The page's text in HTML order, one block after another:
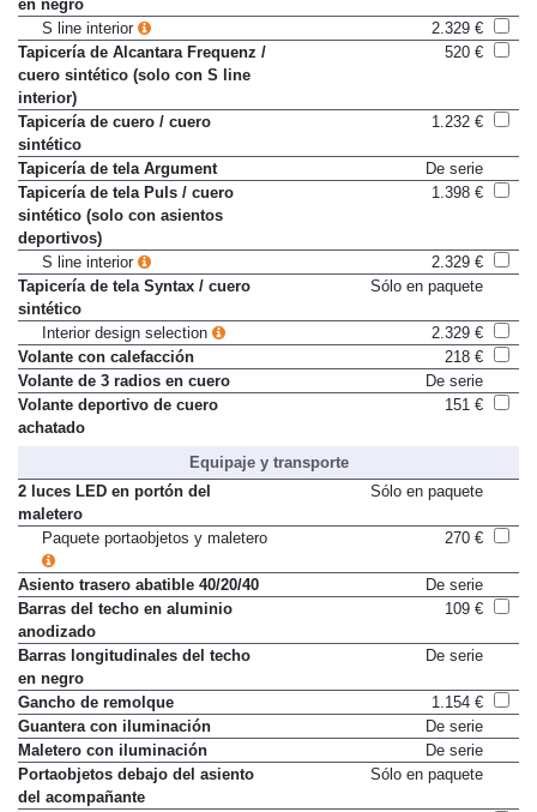
en negro
S line interior
2.329 €
Tapicería de Alcantara Frequenz /
cuero sintético (solo con S line
interior)
Tapicería de cuero / cuero
sintético
Tapicería de tela Argument
De serie
Tapicería de tela Puls / cuero
sintético (solo con asientos
deportivos)
S line interior
2.329 €
Tapicería de tela Syntax / cuero
sintético
Interior design selection
2.329 €
Volante con calefacción
218 €
Volante de 3 radios en cuero
De serie
Volante deportivo de cuero
Equipaje y transporte
2 luces LED en portón del
maletero
Paquete portaobjetos y maletero
Asiento trasero abatible 40/20/40
De serie
Barras del techo en aluminio
anodizado
Barras longitudinales del techo
en negro
Gancho de remolque
1.154 €
Guantera con iluminación
De serie
Maletero con iluminación
De serie
Portaobjetos debajo del asiento